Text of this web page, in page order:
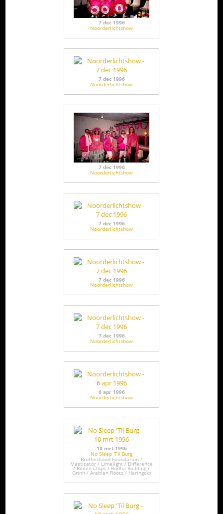
7 dec 1996
Noorderlichtshow
7 dec 1996
Noorderlichtshow
7 dec 1996
Noorderlichtshow
7 dec 1996
Noorderlichtshow
7 dec 1996
Noorderlichtshow
7 dec 1996
Noorderlichtshow
6 apr 1996
Noorderlichtshow
10 mrt 1996
No Sleep 'Til Burg
Brotherhood Foundation /
Masticator / Limelight / Difference
/ Ribble Chips / Budha Building /
Grinn / Arabian Roots / Haringckx